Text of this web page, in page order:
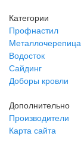
Категории
Профнастил
Металлочерепица
Водосток
Сайдинг
Доборы кровли
Дополнительно
Производители
Карта сайта